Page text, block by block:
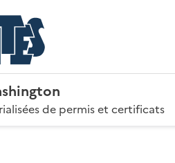
de permis et certificats